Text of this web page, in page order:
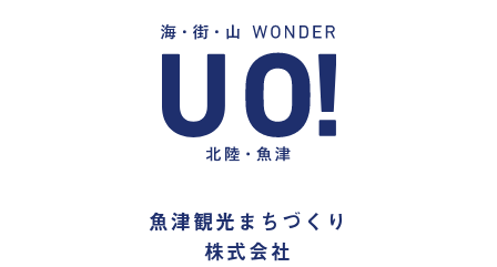
魚津観光まちづくり
株式会社